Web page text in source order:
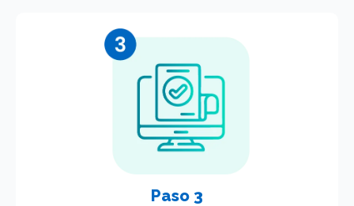
Paso 3